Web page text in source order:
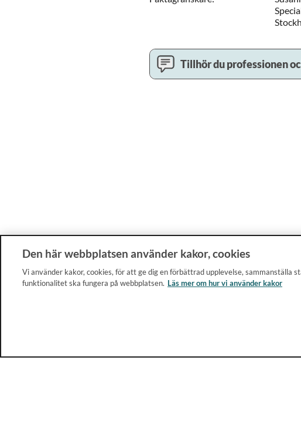
Tillhör du professionen
Den här webbplatsen använder kakor, cookies
Vi använder kakor, cookies, för att ge dig en förbättrad upplevelse, sammanställa
funktionalitet ska fungera på webbplatsen. Läs mer om hur vi använder kakor